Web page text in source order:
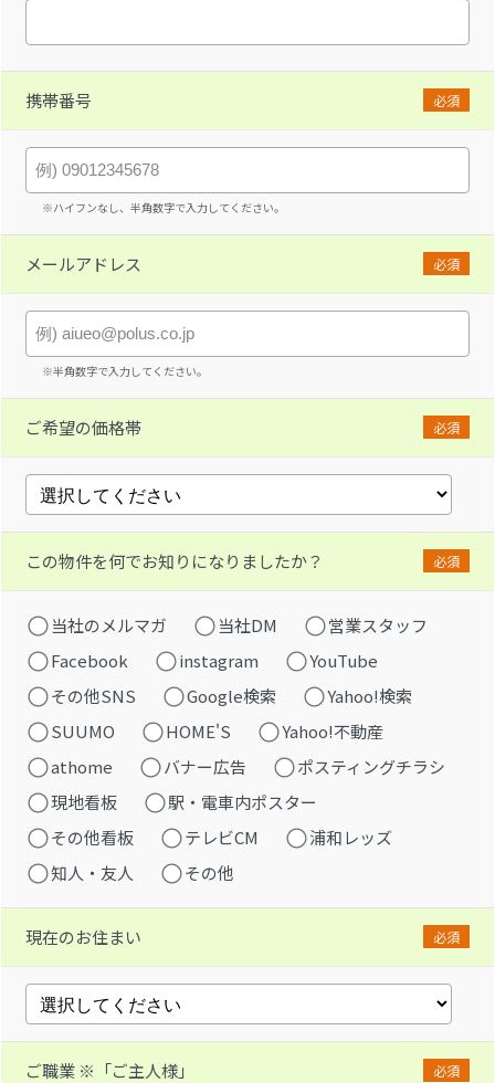
携帯番号 必須
※ハイフンなし、半角数字で入力してください。
メールアドレス 必須
※半角数字で入力してください。
ご希望の価格帯 必須
この物件を何でお知りになりましたか？ 必須
当社のメルマガ 当社DM
営業スタッフ
Facebook
instagram
YouTube
その他SNS
Google検索
Yahoo!検索
SUUMO
HOME'S
Yahoo!不動産
athome
バナー広告
ポスティングチラシ
現地看板
駅・電車内ポスター
その他看板
テレビCM
浦和レッズ
知人・友人
その他
現在のお住まい 必須
ご職業 ※「ご主人様」 必須